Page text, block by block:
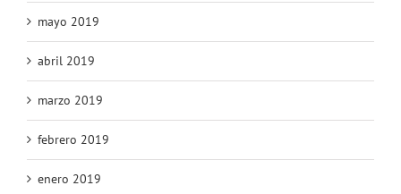
mayo 2019
abril 2019
marzo 2019
febrero 2019
enero 2019